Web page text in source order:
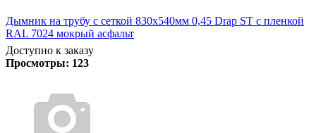
Дымник на трубу с сеткой 830х540мм 0,45 Drap ST с пленкой
RAL 7024 мокрый асфальт
Доступно к заказу
Просмотры: 123